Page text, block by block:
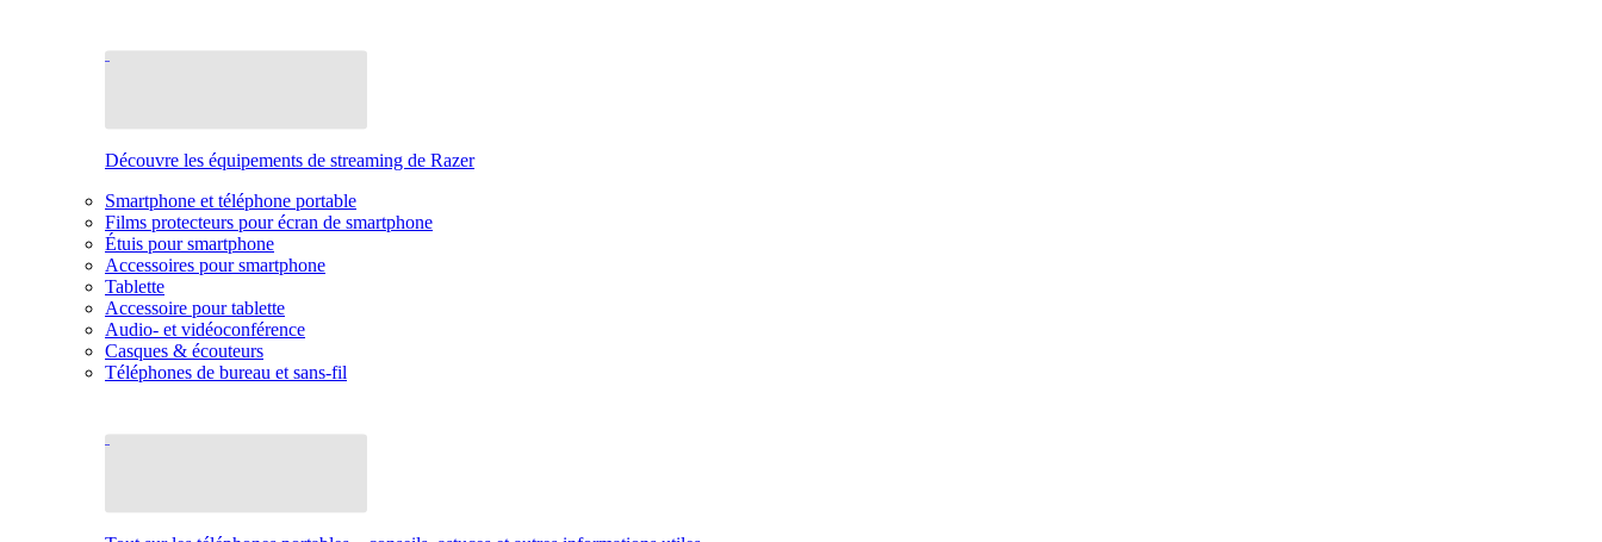
Découvre les équipements de streaming de Razer
Smartphone et téléphone portable
Films protecteurs pour écran de smartphone
Étuis pour smartphone
Accessoires pour smartphone
Tablette
Accessoire pour tablette
Audio- et vidéoconférence
Casques & écouteurs
Téléphones de bureau et sans-fil